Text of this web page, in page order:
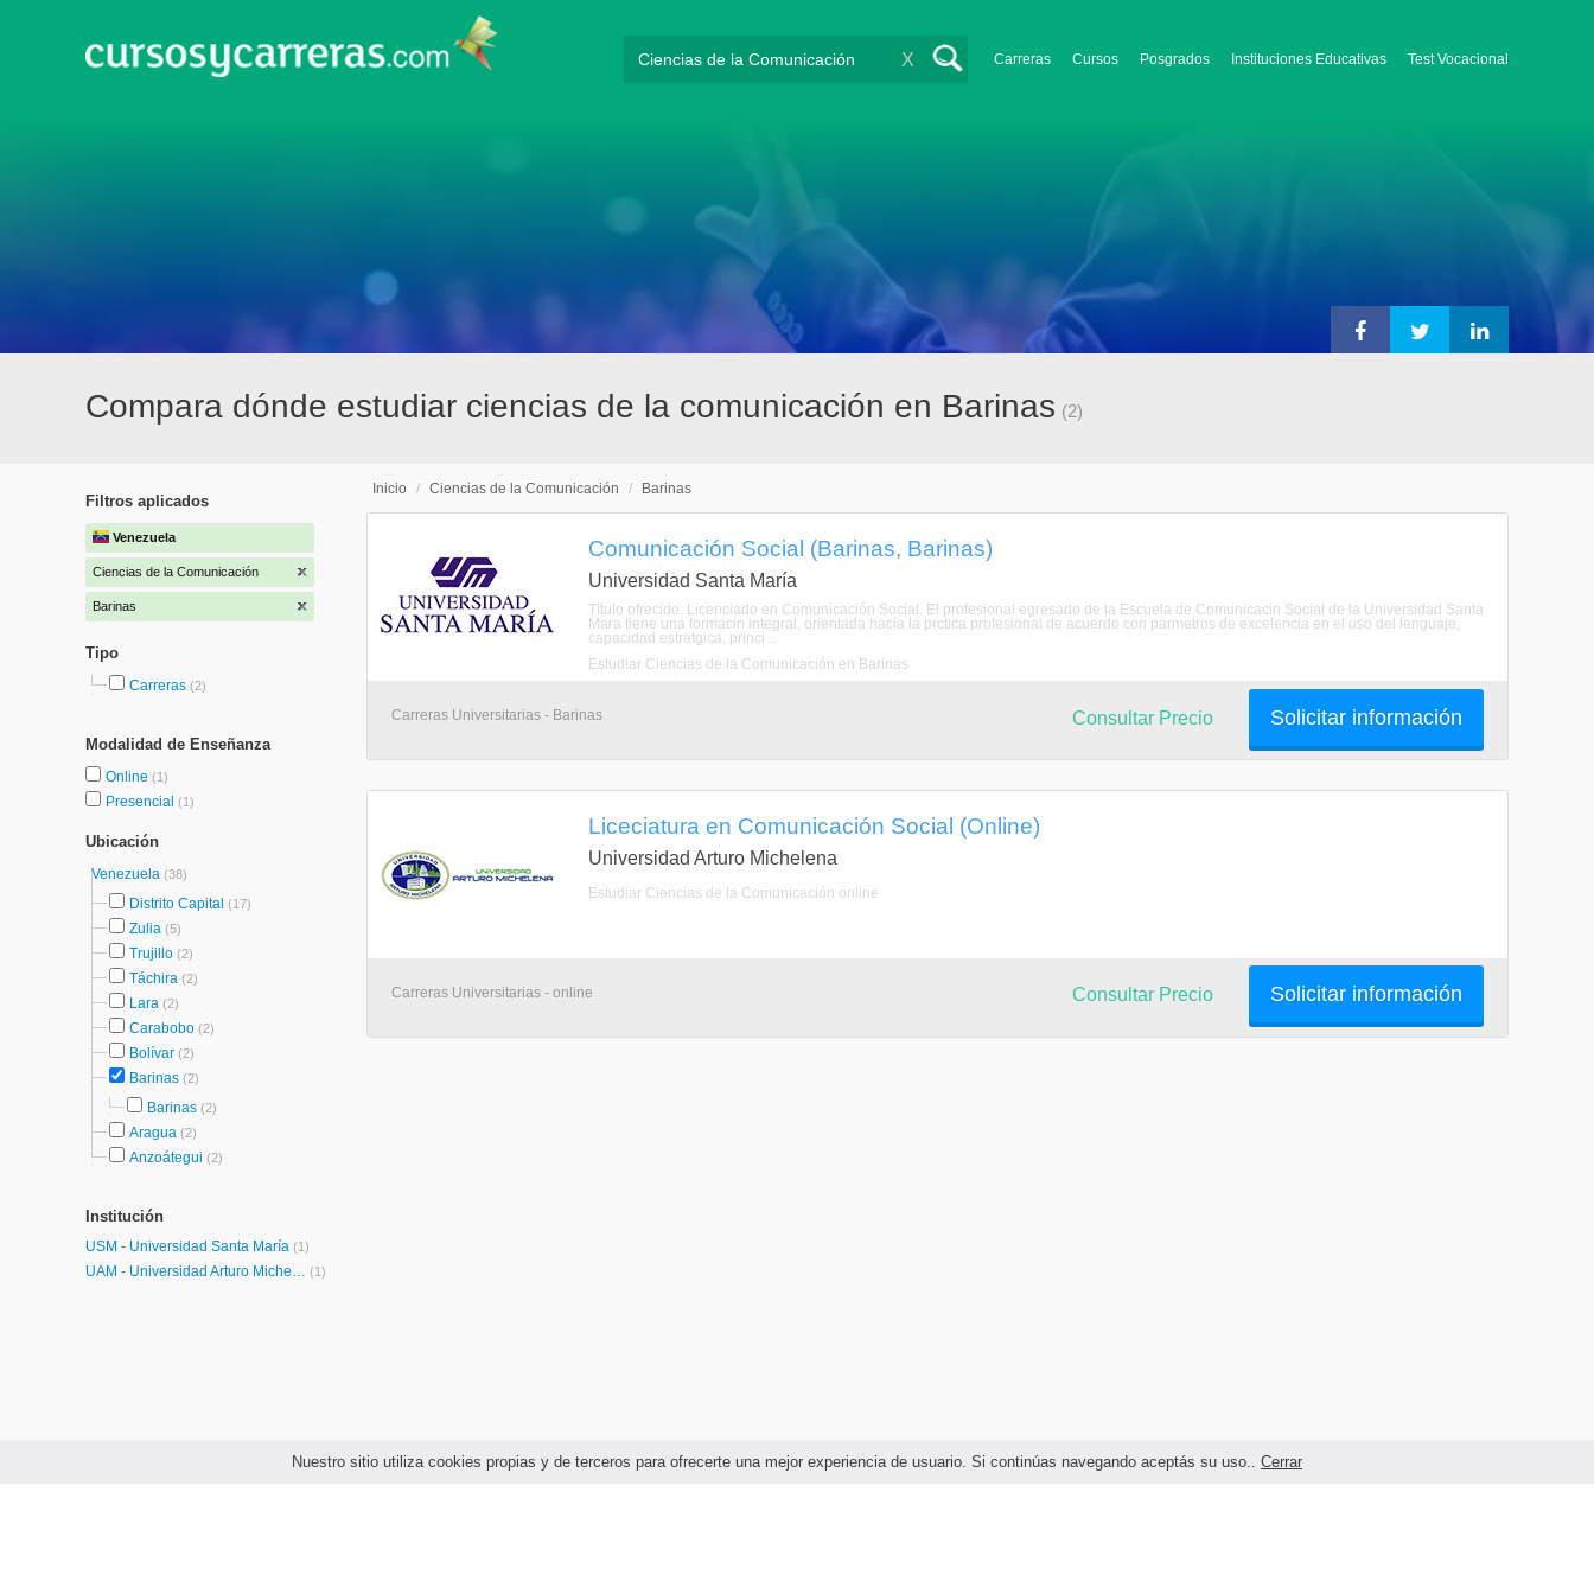
Nuestro sitio utiliza cookies propias y de terceros para ofrecerte una mejor experiencia de usuario. Si continúas navegando aceptás su uso.. Cerrar
Carreras Cursos Posgrados Instituciones Educativas Test Vocacional
X
Compara dónde estudiar ciencias de la comunicación en Barinas (2)
Filtros aplicados
Venezuela
Ciencias de la Comunicación
Barinas
Tipo
Carreras (2)
Modalidad de Enseñanza
Online (1)
Presencial (1)
Ubicación
Venezuela (38)
Distrito Capital (17)
Zulia (5)
Trujillo (2)
Táchira (2)
Lara (2)
Carabobo (2)
Bolívar (2)
Barinas (2)
Barinas (2)
Aragua (2)
Anzoátegui (2)
Institución
USM - Universidad Santa María (1)
UAM - Universidad Arturo Michelena (1)
Inicio / Ciencias de la Comunicación / Barinas
Comunicación Social (Barinas, Barinas)
Universidad Santa María
Título ofrecido: Licenciado en Comunicación Social. El profesional egresado de la Escuela de Comunicacin Social de la Universidad Santa
Mara tiene una formacin integral, orientada hacia la prctica profesional de acuerdo con parmetros de excelencia en el uso del lenguaje,
capacidad estratgica, princi ...
Estudiar Ciencias de la Comunicación en Barinas
Carreras Universitarias - Barinas Solicitar información
Consultar Precio
Liceciatura en Comunicación Social (Online)
Universidad Arturo Michelena
Estudiar Ciencias de la Comunicación online
Carreras Universitarias - online Solicitar información
Consultar Precio